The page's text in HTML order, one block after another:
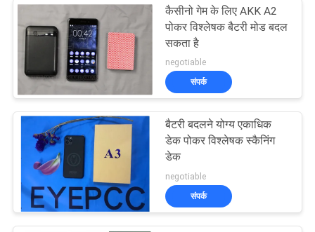
एक
बोली
का
अनुरोध
साइटमैप
PRIVACY
POLICY
पोकर कैमरा
30
कैसीनो गेम के लिए AKK A2
पोकर विश्लेषक बैटरी मोड बदल
सकता है
negotiable
संपर्क
बैटरी बदलने योग्य एकाधिक
डेक पोकर विश्लेषक स्कैनिंग
डेक
negotiable
संपर्क